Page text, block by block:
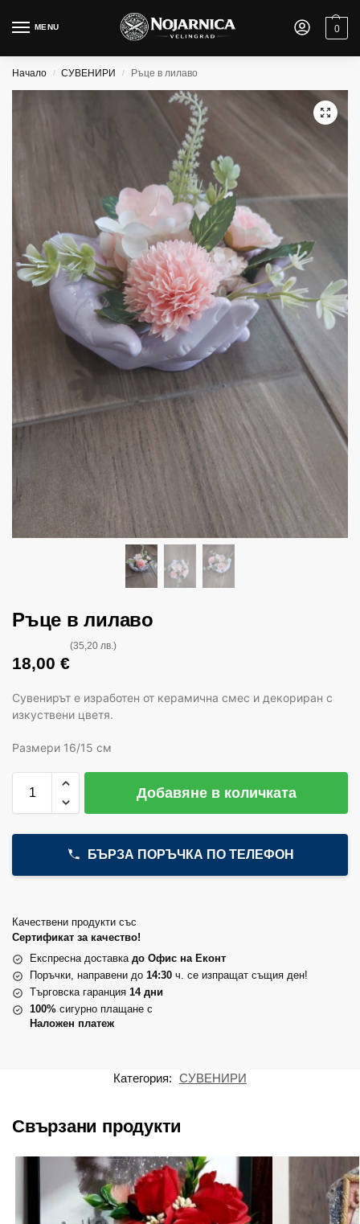
MENU 0
Начало / СУВЕНИРИ / Ръце в лилаво
Ръце в лилаво
18,00 €
(35,20 лв.)
Сувенирът е изработен от керамична смес и декориран с
изкуствени цветя.
Размери 16/15 см
Добавяне в количката
БЪРЗА ПОРЪЧКА ПО ТЕЛЕФОН
Качествени продукти със
Сертификат за качество!
Експресна доставка до Офис на Еконт
Поръчки, направени до 14:30 ч. се изпращат същия ден!
Търговска гаранция 14 дни
100% сигурно плащане с
Наложен платеж
Категория: СУВЕНИРИ
Свързани продукти